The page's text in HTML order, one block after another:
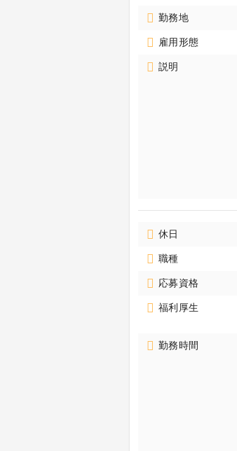
勤務地
雇用形態
説明
休日
職種
応募資格
福利厚生
勤務時間